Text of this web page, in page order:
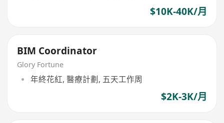
$10K-40K/月
BIM Coordinator
Glory Fortune
年終花紅, 醫療計劃, 五天工作周
$2K-3K/月